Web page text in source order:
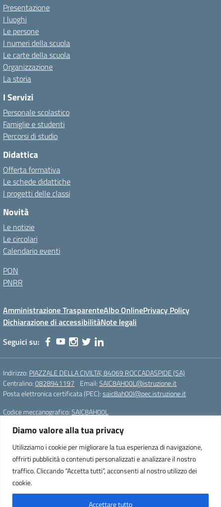
Diamo valore alla tua privacy
Utilizziamo i cookie per migliorare la tua esperienza di navigazione,
offrirti pubblicità o contenuti personalizzati e analizzare il nostro
traffico. Cliccando “Accetta tutti”, acconsenti al nostro utilizzo dei
cookie.
Accettare tutto
Presentazione
I luoghi
Le persone
I numeri della scuola
Le carte della scuola
Organizzazione
La storia
I Servizi
Personale scolastico
Famiglie e studenti
Percorsi di studio
Didattica
Offerta formativa
Le schede didattiche
I progetti delle classi
Novità
Le notizie
Le circolari
Calendario eventi
PON
PNRR
Amministrazione TrasparenteAlbo OnlinePrivacy Policy
Dichiarazione di accessibilitàNote legali
Seguici su:
Indirizzo: PIAZZALE DELLA CIVILTA', 84069 ROCCADASPIDE (SA)
Centralino:0828941197 Email:SAIC8AH00L@istruzione.it
Posta elettronica certificata (PEC):saic8ah00l@pec.istruzione.it
Codice meccanografico:SAIC8AH00L
Istituto Comprensivo Statale di Roccadaspide (SA)
PIAZZALE DELLA CIVILTA', 84069 ROCCADASPIDE (SA)
Tel. 0828941197 – Fax. 0828941197
e-mail: SAIC8AH00L@istruzione.it
pec: saic8ah00l@pec.istruzione.it